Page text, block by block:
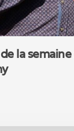
la semaine